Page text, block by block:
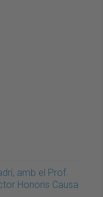
amb el Prof.
Honoris Causa